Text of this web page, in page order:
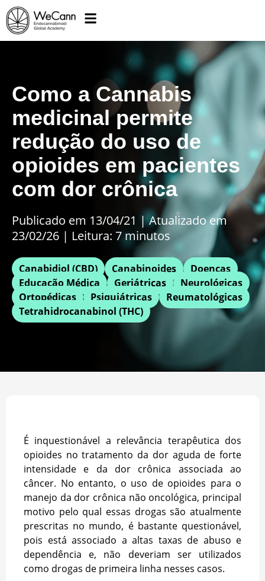
Como a Cannabis
medicinal permite
redução do uso de
opioides em pacientes
com dor crônica
Publicado em 13/04/21 |Atualizado em
23/02/26 | Leitura: 7 minutos
Canabidiol (CBD) Canabinoides
Doenças
Educação Médica
Geriátricas
Neurológicas
Ortopédicas
Psiquiátricas
Reumatológicas
Tetrahidrocanabinol (THC)
É inquestionável a relevância terapêutica dos
opioides no tratamento da dor aguda de forte
intensidade e da dor crônica associada ao
câncer. No entanto, o uso de opioides para o
manejo da dor crônica não oncológica, principal
motivo pelo qual essas drogas são atualmente
prescritas no mundo, é bastante questionável,
pois está associado a altas taxas de abuso e
dependência e, não deveriam ser utilizados
como drogas de primeira linha nesses casos.